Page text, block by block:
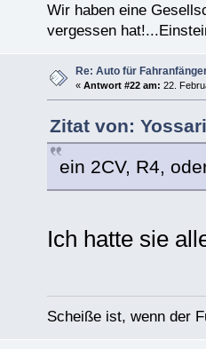
Wir haben eine
vergessen
Re: Auto für
« Antwort #22 am: 22.
Zitat von:
ein 2CV, R4,
Ich hatte sie
Scheiße ist, wenn der